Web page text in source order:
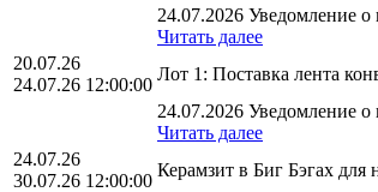
24.07.2026 Уведомление
Читать далее
20.07.26
24.07.26 12:00:00
Лот 1: Поставка лента
24.07.2026 Уведомление
Читать далее
24.07.26
30.07.26 12:00:00
Керамзит в Биг Бэгах